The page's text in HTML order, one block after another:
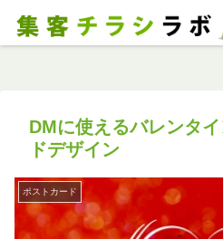
DMに使えるバレンタ
ドデザイン
ポストカード